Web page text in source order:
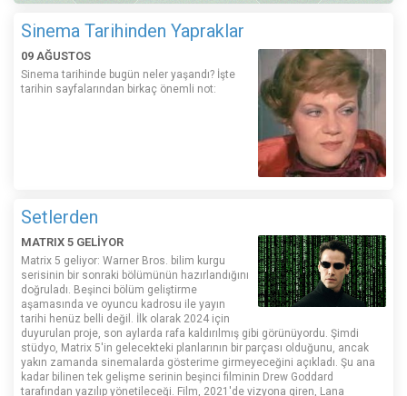
Sinema Tarihinden Yapraklar
09 AĞUSTOS
Sinema tarihinde bugün neler yaşandı? İşte
tarihin sayfalarından birkaç önemli not:
Setlerden
MATRIX 5 GELİYOR
Matrix 5 geliyor: Warner Bros. bilim kurgu
serisinin bir sonraki bölümünün hazırlandığını
doğruladı. Beşinci bölüm geliştirme
aşamasında ve oyuncu kadrosu ile yayın
tarihi henüz belli değil. İlk olarak 2024 için
duyurulan proje, son aylarda rafa kaldırılmış gibi görünüyordu. Şimdi
stüdyo, Matrix 5'in gelecekteki planlarının bir parçası olduğunu, ancak
yakın zamanda sinemalarda gösterime girmeyeceğini açıkladı. Şu ana
kadar bilinen tek gelişme serinin beşinci filminin Drew Goddard
tarafından yazılıp yönetileceği. Film, 2021'de vizyona giren, Lana